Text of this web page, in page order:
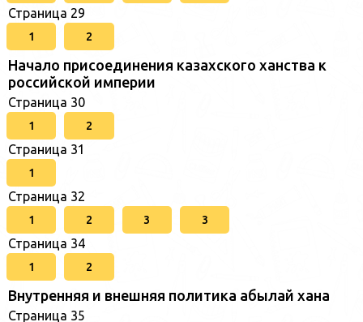
Страница 29
1 2
Начало присоединения казахского ханства к
российской империи
Страница 30
1 2
Страница 31
1
Страница 32
1 2 3 3
Страница 34
1 2
Внутренняя и внешняя политика абылай хана
Страница 35